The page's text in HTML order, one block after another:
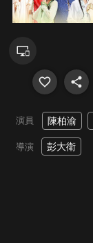
演員 陳柏渝
導演 彭大衛